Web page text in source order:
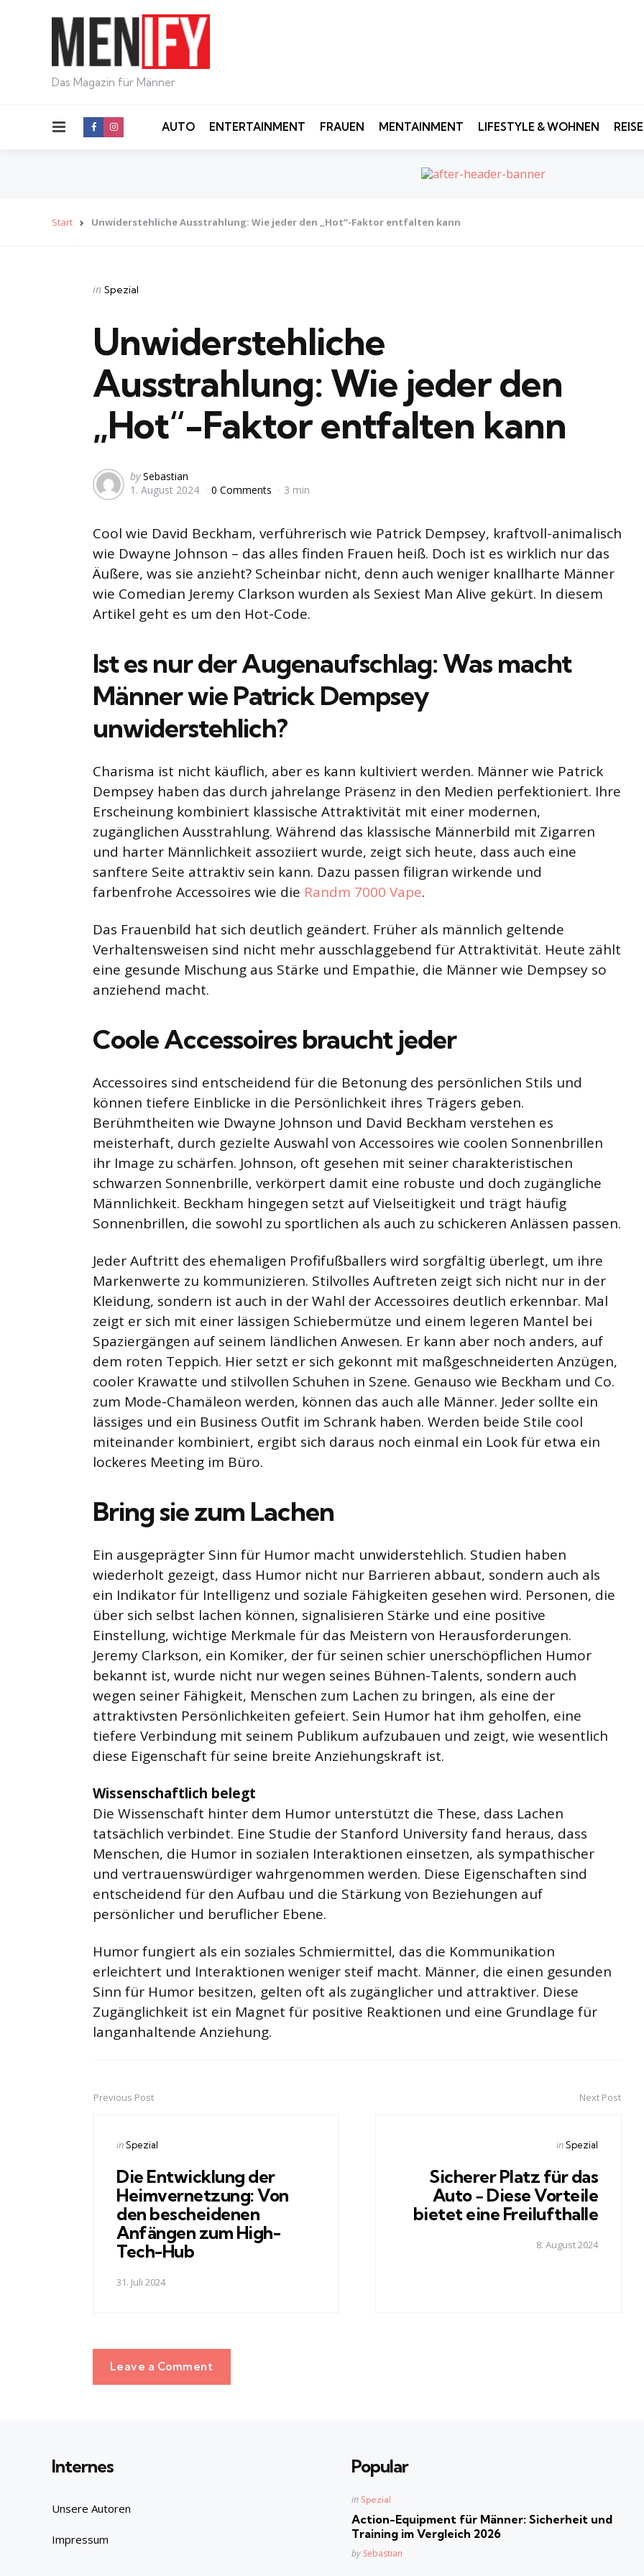
Das Magazin für Männer
Menu AUTO ENTERTAINMENT FRAUEN MENTAINMENT LIFESTYLE & WOHNEN
Start Unwiderstehliche Ausstrahlung: Wie jeder den „Hot“-Faktor entfalten kann
Categories
Posted
in Spezial
Unwiderstehliche
Ausstrahlung: Wie jeder den
„Hot“-Faktor entfalten kann
Posted
by
by Sebastian
1. August 2024
0 Comments 3 min
Cool wie David Beckham, verführerisch wie Patrick Dempsey, kraftvoll-animalisch
wie Dwayne Johnson – das alles finden Frauen heiß. Doch ist es wirklich nur das
Äußere, was sie anzieht? Scheinbar nicht, denn auch weniger knallharte Männer
wie Comedian Jeremy Clarkson wurden als Sexiest Man Alive gekürt. In diesem
Artikel geht es um den Hot-Code.
Ist es nur der Augenaufschlag: Was macht
Männer wie Patrick Dempsey
unwiderstehlich?
Charisma ist nicht käuflich, aber es kann kultiviert werden. Männer wie Patrick
Dempsey haben das durch jahrelange Präsenz in den Medien perfektioniert. Ihre
Erscheinung kombiniert klassische Attraktivität mit einer modernen,
zugänglichen Ausstrahlung. Während das klassische Männerbild mit Zigarren
und harter Männlichkeit assoziiert wurde, zeigt sich heute, dass auch eine
sanftere Seite attraktiv sein kann. Dazu passen filigran wirkende und
farbenfrohe Accessoires wie die Randm 7000 Vape.
Das Frauenbild hat sich deutlich geändert. Früher als männlich geltende
Verhaltensweisen sind nicht mehr ausschlaggebend für Attraktivität. Heute zählt
eine gesunde Mischung aus Stärke und Empathie, die Männer wie Dempsey so
anziehend macht.
Coole Accessoires braucht jeder
Accessoires sind entscheidend für die Betonung des persönlichen Stils und
können tiefere Einblicke in die Persönlichkeit ihres Trägers geben.
Berühmtheiten wie Dwayne Johnson und David Beckham verstehen es
meisterhaft, durch gezielte Auswahl von Accessoires wie coolen Sonnenbrillen
ihr Image zu schärfen. Johnson, oft gesehen mit seiner charakteristischen
schwarzen Sonnenbrille, verkörpert damit eine robuste und doch zugängliche
Männlichkeit. Beckham hingegen setzt auf Vielseitigkeit und trägt häufig
Sonnenbrillen, die sowohl zu sportlichen als auch zu schickeren Anlässen passen.
Jeder Auftritt des ehemaligen Profifußballers wird sorgfältig überlegt, um ihre
Markenwerte zu kommunizieren. Stilvolles Auftreten zeigt sich nicht nur in der
Kleidung, sondern ist auch in der Wahl der Accessoires deutlich erkennbar. Mal
zeigt er sich mit einer lässigen Schiebermütze und einem legeren Mantel bei
Spaziergängen auf seinem ländlichen Anwesen. Er kann aber noch anders, auf
dem roten Teppich. Hier setzt er sich gekonnt mit maßgeschneiderten Anzügen,
cooler Krawatte und stilvollen Schuhen in Szene. Genauso wie Beckham und Co.
zum Mode-Chamäleon werden, können das auch alle Männer. Jeder sollte ein
lässiges und ein Business Outfit im Schrank haben. Werden beide Stile cool
miteinander kombiniert, ergibt sich daraus noch einmal ein Look für etwa ein
lockeres Meeting im Büro.
Bring sie zum Lachen
Ein ausgeprägter Sinn für Humor macht unwiderstehlich. Studien haben
wiederholt gezeigt, dass Humor nicht nur Barrieren abbaut, sondern auch als
ein Indikator für Intelligenz und soziale Fähigkeiten gesehen wird. Personen, die
über sich selbst lachen können, signalisieren Stärke und eine positive
Einstellung, wichtige Merkmale für das Meistern von Herausforderungen.
Jeremy Clarkson, ein Komiker, der für seinen schier unerschöpflichen Humor
bekannt ist, wurde nicht nur wegen seines Bühnen-Talents, sondern auch
wegen seiner Fähigkeit, Menschen zum Lachen zu bringen, als eine der
attraktivsten Persönlichkeiten gefeiert. Sein Humor hat ihm geholfen, eine
tiefere Verbindung mit seinem Publikum aufzubauen und zeigt, wie wesentlich
diese Eigenschaft für seine breite Anziehungskraft ist.
Wissenschaftlich belegt
Die Wissenschaft hinter dem Humor unterstützt die These, dass Lachen
tatsächlich verbindet. Eine Studie der Stanford University fand heraus, dass
Menschen, die Humor in sozialen Interaktionen einsetzen, als sympathischer
und vertrauenswürdiger wahrgenommen werden. Diese Eigenschaften sind
entscheidend für den Aufbau und die Stärkung von Beziehungen auf
persönlicher und beruflicher Ebene.
Humor fungiert als ein soziales Schmiermittel, das die Kommunikation
erleichtert und Interaktionen weniger steif macht. Männer, die einen gesunden
Sinn für Humor besitzen, gelten oft als zugänglicher und attraktiver. Diese
Zugänglichkeit ist ein Magnet für positive Reaktionen und eine Grundlage für
langanhaltende Anziehung.
Post
navigation
Previous Post
Posted
inSpezial
Die Entwicklung der
Heimvernetzung: Von
den bescheidenen
Anfängen zum High-
Tech-Hub
31. Juli 2024
Next Post
Posted
inSpezial
Sicherer Platz für das
Auto − Diese Vorteile
bietet eine Freilufthalle
8. August 2024
Leave a Comment
Internes
Unsere Autoren
Impressum
Popular
Posted
in Spezial
Action-Equipment für Männer: Sicherheit und
Training im Vergleich 2026
Posted
by Sebastian